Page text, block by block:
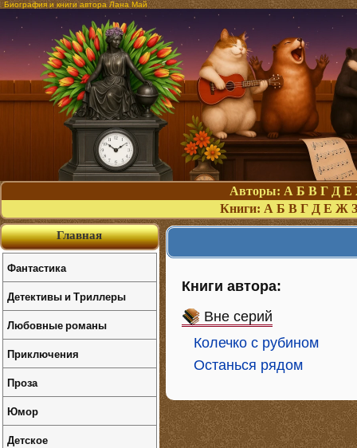
Биография и книги автора Лана Май
Авторы: А Б В Г Д Е
Книги: А Б В Г Д Е Ж З
Книги автора:
Вне серий
Колечко с рубином
Останься рядом
Главная
Фантастика
Детективы и Триллеры
Любовные романы
Приключения
Проза
Юмор
Детское